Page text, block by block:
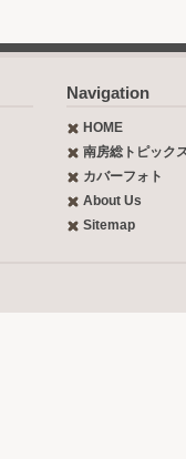
Navigation
HOME
南房総トピック
カバーフォト
About Us
Sitemap